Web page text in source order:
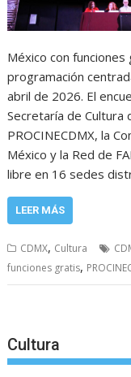
México con
programación
abril de 2026. El
Secretaría de Cultura
PROCINECDMX, la
México y la Red de
libre en 16 sedes
LEER MÁS
CDMX, Cultura
funciones gratis,
Cultura